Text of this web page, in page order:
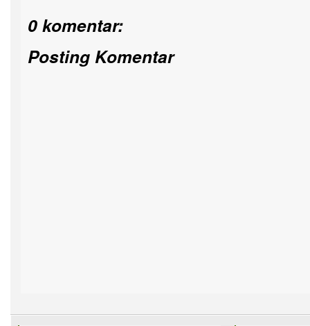
0 komentar:
Posting Komentar